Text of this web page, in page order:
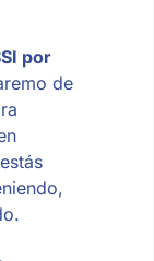
por
de